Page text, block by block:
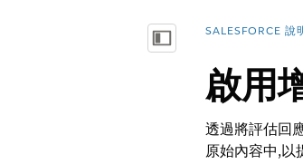
顯示目錄 您位於此處：
SALESFORCE 說
啟用
透過將評估回
原始內容中,以